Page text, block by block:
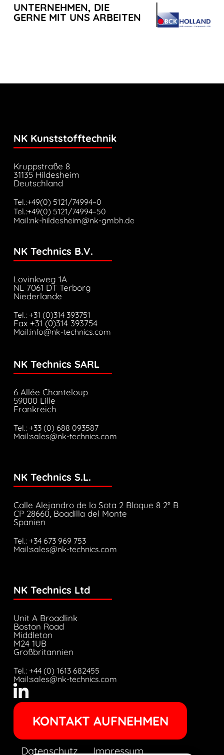
UNTERNEHMEN, DIE
GERNE MIT UNS ARBEITEN
NK Kunststofftechnik
Kruppstraße 8
31135 Hildesheim
Deutschland
Tel.:+49(0) 5121/74994–0
Tel.:+49(0) 5121/74994–50
Mail:nk-hildesheim@nk-gmbh.de
NK Technics B.V.
Lovinkweg 1A
NL 7061 DT Terborg
Niederlande
Tel.: +31 (0)314 393751
Fax +31 (0)314 393754
Mail:info@nk-technics.com
NK Technics SARL
6 Allée Chanteloup
59000 Lille
Frankreich
Tel.: +33 (0) 688 093587
Mail:sales@nk-technics.com
NK Technics S.L.
Calle Alejandro de la Sota 2 Bloque 8 2° B
CP 28660, Boadilla del Monte
Spanien
Tel.: +34 673 969 753
Mail:sales@nk-technics.com
NK Technics Ltd
Unit A Broadlink
Boston Road
Middleton
M24 1UB
Großbritannien
Tel.: +44 (0) 1613 682455
Mail:sales@nk-technics.com
KONTAKT AUFNEHMEN
Datenschutz Impressum